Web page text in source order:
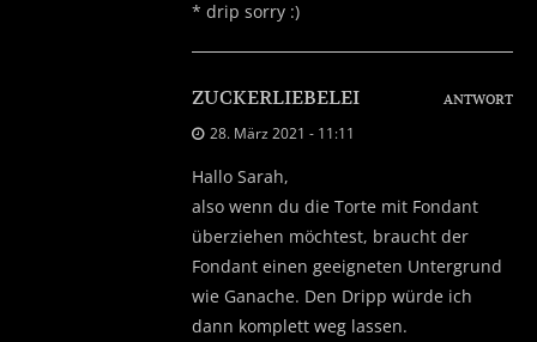
* drip sorry :)
ZUCKERLIEBELEI
28. März 2021 - 11:11
Hallo Sarah,
also wenn du die Torte mit Fondant
überziehen möchtest, braucht der
Fondant einen geeigneten Untergrund
wie Ganache. Den Dripp würde ich
dann komplett weg lassen.
ANTWORT